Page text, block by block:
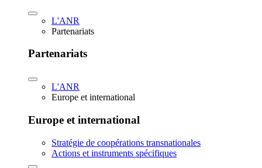
L'ANR
Partenariats
Partenariats
L'ANR
Europe et international
Europe et international
Stratégie de coopérations transnationales
Actions et instruments spécifiques